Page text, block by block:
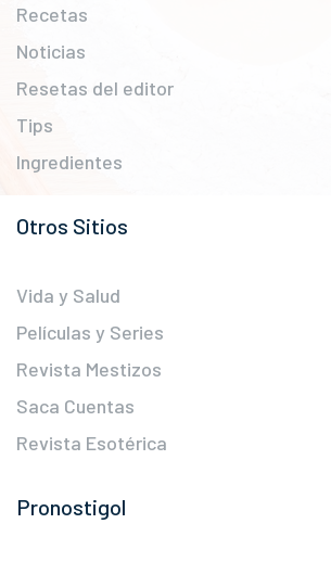
Recetas
Noticias
Resetas del editor
Tips
Ingredientes
Otros Sitios
Vida y Salud
Películas y Series
Revista Mestizos
Saca Cuentas
Revista Esotérica
Pronostigol